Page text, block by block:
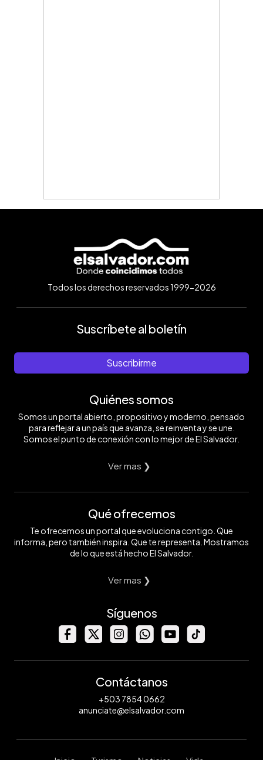
Todos los derechos reservados 1999-2026
Suscríbete al boletín
Suscribirme
Quiénes somos
Somos un portal abierto, propositivo y moderno, pensado
para reflejar a un país que avanza, se reinventa y se une.
Somos el punto de conexión con lo mejor de El Salvador.
Ver mas ❯
Qué ofrecemos
Te ofrecemos un portal que evoluciona contigo. Que
informa, pero también inspira. Que te representa. Mostramos
de lo que está hecho El Salvador.
Ver mas ❯
Síguenos
Contáctanos
+503 7854 0662
anunciate@elsalvador.com